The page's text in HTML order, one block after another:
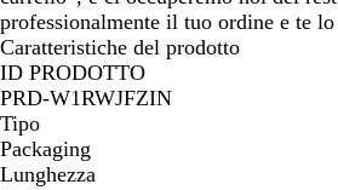
o
r
e
professionalmente il tuo ordine e te
Caratteristiche del prodotto
ID PRODOTTO
PRD-W1RWJFZIN
Tipo
Packaging
Lunghezza